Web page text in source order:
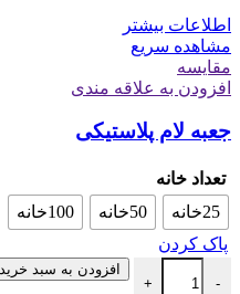
اطلاعات بیشتر
مشاهده سریع
مقایسه
افزودن به علاقه مندی
جعبه لام پلاستیکی
تعداد خانه
25خانه
50خانه
100خانه
پاک کردن
-
+
افزودن به سبد خرید